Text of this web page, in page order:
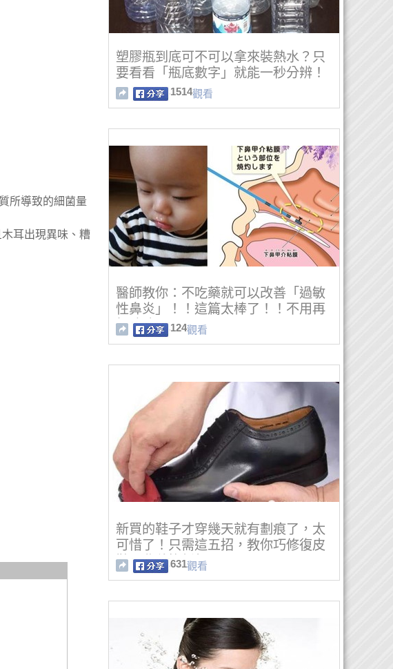
所導致的細菌量
耳出現異味、糟
塑膠瓶到底可不可以拿來裝熱水？只
要看看「瓶底數字」就能一秒分辨！
1514觀看
醫師教你：不吃藥就可以改善「過敏
性鼻炎」！！這篇太棒了！！不用再
打噴嚏了…
124觀看
新買的鞋子才穿幾天就有劃痕了，太
可惜了！只需這五招，教你巧修復皮
鞋，舊貌換新顏！！
631觀看